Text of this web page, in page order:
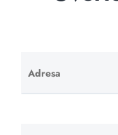
Adresa
Ponechte
toto pole